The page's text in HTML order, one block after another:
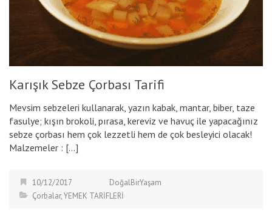
Karışık Sebze Çorbası Tarifi
Mevsim sebzeleri kullanarak, yazın kabak, mantar, biber, taze
fasulye; kışın brokoli, pırasa, kereviz ve havuç ile yapacağınız
sebze çorbası hem çok lezzetli hem de çok besleyici olacak!
Malzemeler : […]
10/12/2017
DoğalBirYaşam
Çorbalar,YEMEK TARİFLERİ